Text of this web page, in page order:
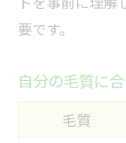
要です。
自分の毛質に
毛質